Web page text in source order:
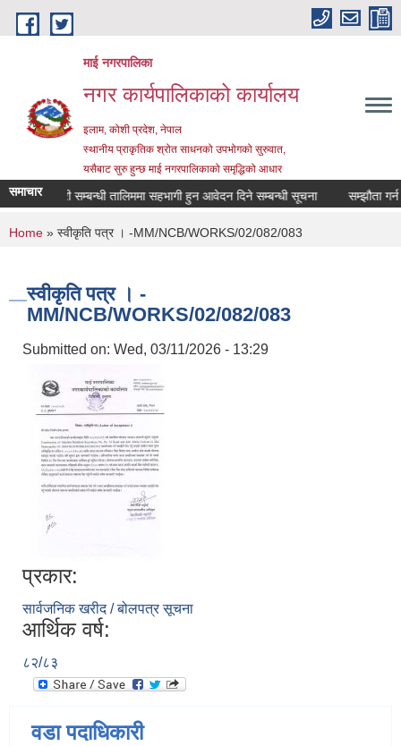
Skip to main content
माई नगरपालिका
नगर कार्यपालिकाको कार्यालय
इलाम, कोशी प्रदेश, नेपाल
स्थानीय प्राकृतिक श्रोत साधनको उपभोगको सुरुवात,
यसैबाट सुरु हुन्छ माई नगरपालिकाको समृद्धिको आधार
समाचार
सहकारी सम्बन्धी तालिममा सहभागी हुन आवेदन दिने सम्बन्धी सूचना सम्झौता गर्न
You are here
Home » स्वीकृति पत्र । -MM/NCB/WORKS/02/082/083
स्वीकृति पत्र । -
MM/NCB/WORKS/02/082/083
Submitted on: Wed, 03/11/2026 - 13:29
प्रकार:
सार्वजनिक खरीद / बोलपत्र सूचना
आर्थिक वर्ष:
८२/८३
वडा पदाधिकारी